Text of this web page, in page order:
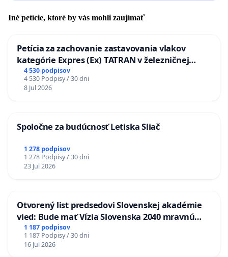
Iné petície, ktoré by vás mohli zaujímať
Petícia za zachovanie zastavovania vlakov
kategórie Expres (Ex) TATRAN v železničnej
stanici Púchov
4 530 podpisov
4 530 Podpisy / 30 dni
8 Jul 2026
Spoločne za budúcnosť Letiska Sliač
1 278 podpisov
1 278 Podpisy / 30 dni
23 Jul 2026
Otvorený list predsedovi Slovenskej akadémie
vied: Bude mať Vízia Slovenska 2040 mravnú
chrbticu?
1 187 podpisov
1 187 Podpisy / 30 dni
16 Jul 2026